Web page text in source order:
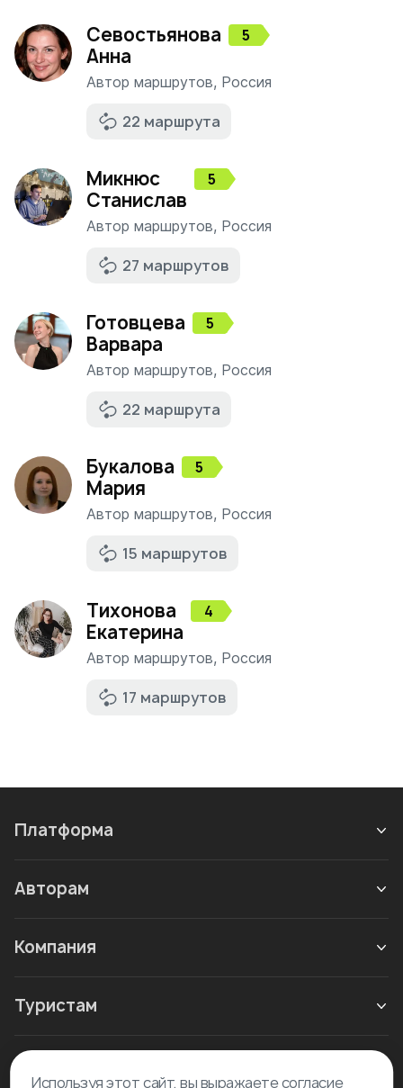
Севостьянова
Анна
5
Автор маршрутов, Россия
22 маршрута
Микнюс
Станислав
5
Автор маршрутов, Россия
27 маршрутов
Готовцева
Варвара
5
Автор маршрутов, Россия
22 маршрута
Букалова
Мария
5
Автор маршрутов, Россия
15 маршрутов
Тихонова
Екатерина
4
Автор маршрутов, Россия
17 маршрутов
Платформа
Авторам
Компания
Туристам
Новое в блоге
Используя этот сайт, вы выражаете согласие